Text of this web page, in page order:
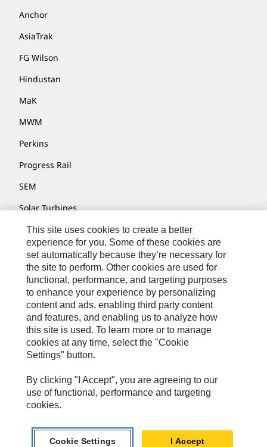
Anchor
AsiaTrak
FG Wilson
Hindustan
MaK
MWM
Perkins
Progress Rail
SEM
Solar Turbines
SPM Oil & Gas
Turner Powertrain Systems
Nous Contacter
Plan Du Site
Cookie Settings
Mentions Légales
Confidentialité
Cat.com
Caterpillar © 2026. Tous droits réservés.
This site uses cookies to create a better
experience for you. Some of these cookies are
set automatically because they’re necessary for
the site to perform. Other cookies are used for
functional, performance, and targeting purposes
to enhance your experience by personalizing
content and ads, enabling third party content
and features, and enabling us to analyze how
this site is used. To learn more or to manage
cookies at any time, select the "Cookie
Settings" button.
By clicking "I Accept", you are agreeing to our
use of functional, performance and targeting
cookies.
Cookie Settings I Accept